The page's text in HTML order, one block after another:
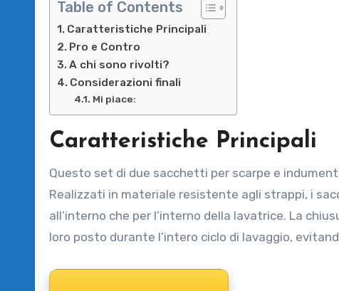
Table of Contents
Caratteristiche Principali
Pro e Contro
A chi sono rivolti?
Considerazioni finali
Mi piace:
Caratteristiche Principali
Questo set di due sacchetti per scarpe e
Realizzati in materiale resistente agli strappi, i
all’interno che per l’interno della lavatrice. La
loro posto durante l’intero ciclo di lavaggio,